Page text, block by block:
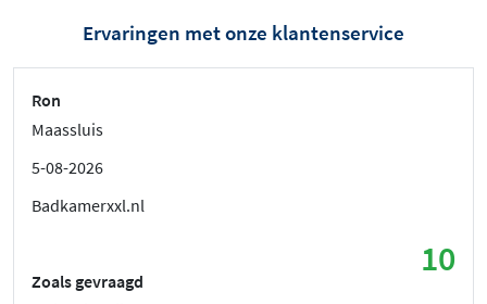
Ervaringen met onze klantenservice
Ron
Maassluis
5-08-2026
Badkamerxxl.nl
10
Zoals gevraagd